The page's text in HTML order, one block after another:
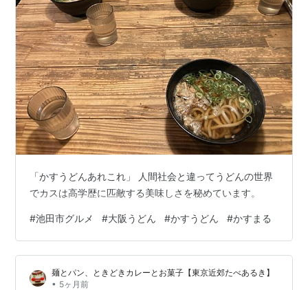
「かすうどんあれこれ」 人間社会と違ってうどんの世界
でカスは高学歴に匹敵する美味しさを秘めています。
#池田市グルメ #大阪うどん #かすうどん #かすまる
麺とパン、ときどきカレーとお菓子【東京近郊たべあるき】
• 5ヶ月前